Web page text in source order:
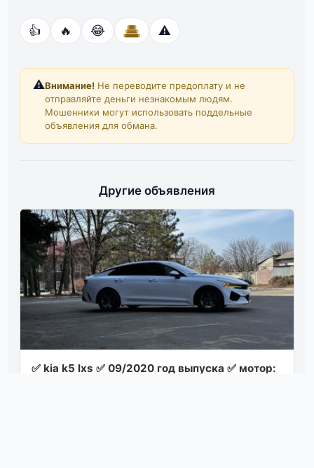
👍 🔥 😂 ⚠️
⚠️Внимание! Не переводите предоплату и не
отправляйте деньги незнакомым людям.
Мошенники могут использовать поддельные
объявления для обмана.
Другие объявления
✅ kia k5 lxs ✅ 09/2020 год выпуска ✅ мотор: